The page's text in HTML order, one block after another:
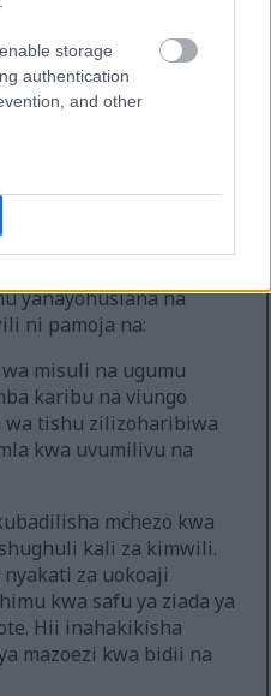
storage
authentication
and other
kusaidia kupunguza.
Sulfonyl Methane
kupona haraka kwa
usumbufu na
inaruhusu wanariadha
haraka zaidi.
yanayohusiana na
ni pamoja na:
misuli na ugumu
karibu na viungo
wa tishu zilizoharibiwa
kwa uvumilivu na
mchezo kwa
kali za kimwili.
za uokoaji
kwa safu ya ziada ya
Hii inahakikisha
mazoezi kwa bidii na